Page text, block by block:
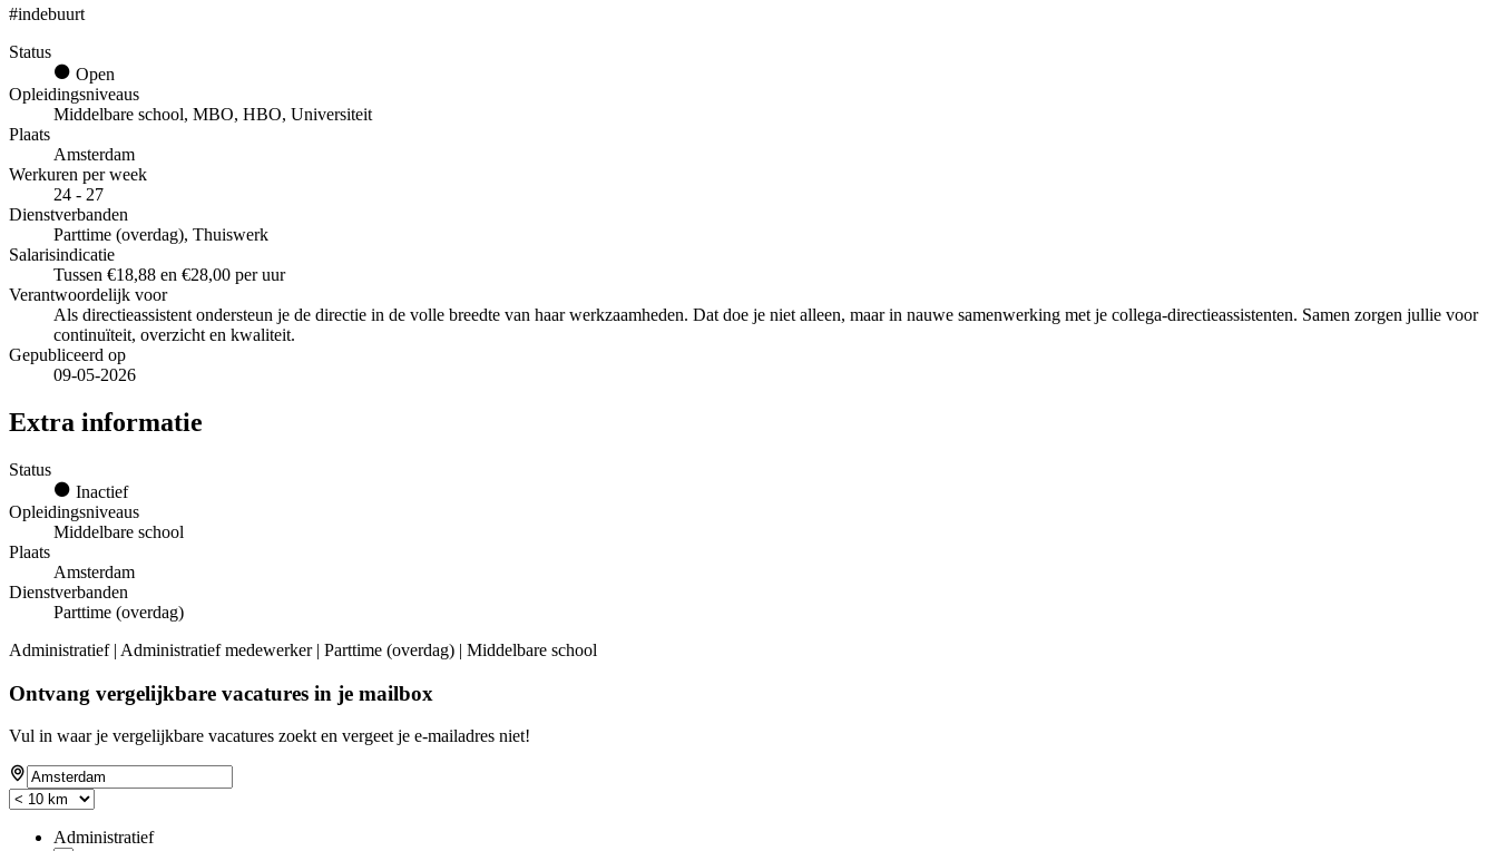
#indebuurt
Status
Open
Opleidingsniveaus
Middelbare school, MBO, HBO, Universiteit
Plaats
Amsterdam
Werkuren per week
24 - 27
Dienstverbanden
Parttime (overdag), Thuiswerk
Salarisindicatie
Tussen €18,88 en €28,00 per uur
Verantwoordelijk voor
Als directieassistent ondersteun je de directie in de volle breedte van haar werkzaamheden. Dat doe je niet alleen, maar in nauwe samenwerking met je collega-directieassistenten. Samen zorgen jullie voor
continuïteit, overzicht en kwaliteit.
Gepubliceerd op
09-05-2026
Extra informatie
Status
Inactief
Opleidingsniveaus
Middelbare school
Plaats
Amsterdam
Dienstverbanden
Parttime (overdag)
Administratief | Administratief medewerker | Parttime (overdag) | Middelbare school
Ontvang vergelijkbare vacatures in je mailbox
Vul in waar je vergelijkbare vacatures zoekt en vergeet je e-mailadres niet!
Administratief